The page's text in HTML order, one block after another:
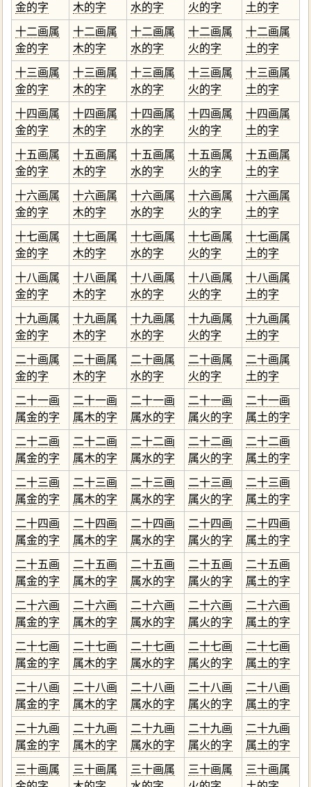
金的字
木的字
水的字
火的字
土的字
十二画属
金的字
十二画属
木的字
十二画属
水的字
十二画属
火的字
十二画属
土的字
十三画属
金的字
十三画属
木的字
十三画属
水的字
十三画属
火的字
十三画属
土的字
十四画属
金的字
十四画属
木的字
十四画属
水的字
十四画属
火的字
十四画属
土的字
十五画属
金的字
十五画属
木的字
十五画属
水的字
十五画属
火的字
十五画属
土的字
十六画属
金的字
十六画属
木的字
十六画属
水的字
十六画属
火的字
十六画属
土的字
十七画属
金的字
十七画属
木的字
十七画属
水的字
十七画属
火的字
十七画属
土的字
十八画属
金的字
十八画属
木的字
十八画属
水的字
十八画属
火的字
十八画属
土的字
十九画属
金的字
十九画属
木的字
十九画属
水的字
十九画属
火的字
十九画属
土的字
二十画属
金的字
二十画属
木的字
二十画属
水的字
二十画属
火的字
二十画属
土的字
二十一画
属金的字
二十一画
属木的字
二十一画
属水的字
二十一画
属火的字
二十一画
属土的字
二十二画
属金的字
二十二画
属木的字
二十二画
属水的字
二十二画
属火的字
二十二画
属土的字
二十三画
属金的字
二十三画
属木的字
二十三画
属水的字
二十三画
属火的字
二十三画
属土的字
二十四画
属金的字
二十四画
属木的字
二十四画
属水的字
二十四画
属火的字
二十四画
属土的字
二十五画
属金的字
二十五画
属木的字
二十五画
属水的字
二十五画
属火的字
二十五画
属土的字
二十六画
属金的字
二十六画
属木的字
二十六画
属水的字
二十六画
属火的字
二十六画
属土的字
二十七画
属金的字
二十七画
属木的字
二十七画
属水的字
二十七画
属火的字
二十七画
属土的字
二十八画
属金的字
二十八画
属木的字
二十八画
属水的字
二十八画
属火的字
二十八画
属土的字
二十九画
属金的字
二十九画
属木的字
二十九画
属水的字
二十九画
属火的字
二十九画
属土的字
三十画属
三十画属
三十画属
三十画属
三十画属